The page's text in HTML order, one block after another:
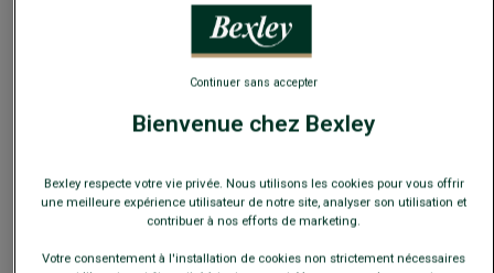
Bienvenue chez Bexley
Bexley respecte votre vie privée. Nous utilisons les cookies pour vous offrir
une meilleure expérience utilisateur de notre site, analyser son utilisation et
contribuer à nos efforts de marketing.
Votre consentement à l'installation de cookies non strictement nécessaires
Continuer sans accepter